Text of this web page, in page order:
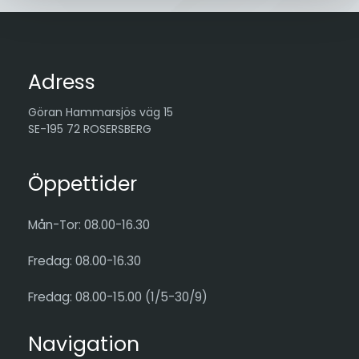
Adress
Göran Hammarsjös väg 15
SE-195 72 ROSERSBERG
Öppettider
Mån-Tor: 08.00-16.30
Fredag: 08.00-16.30
Fredag: 08.00-15.00 (1/5-30/9)
Navigation